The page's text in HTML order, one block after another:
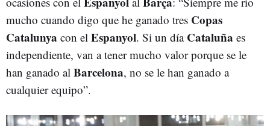
mucho cuando digo que he ganado tres Copas
Catalunya con el Espanyol. Si un día Cataluña es
independiente, van a tener mucho valor porque se le
han ganado al Barcelona, no se le han ganado a
cualquier equipo”.